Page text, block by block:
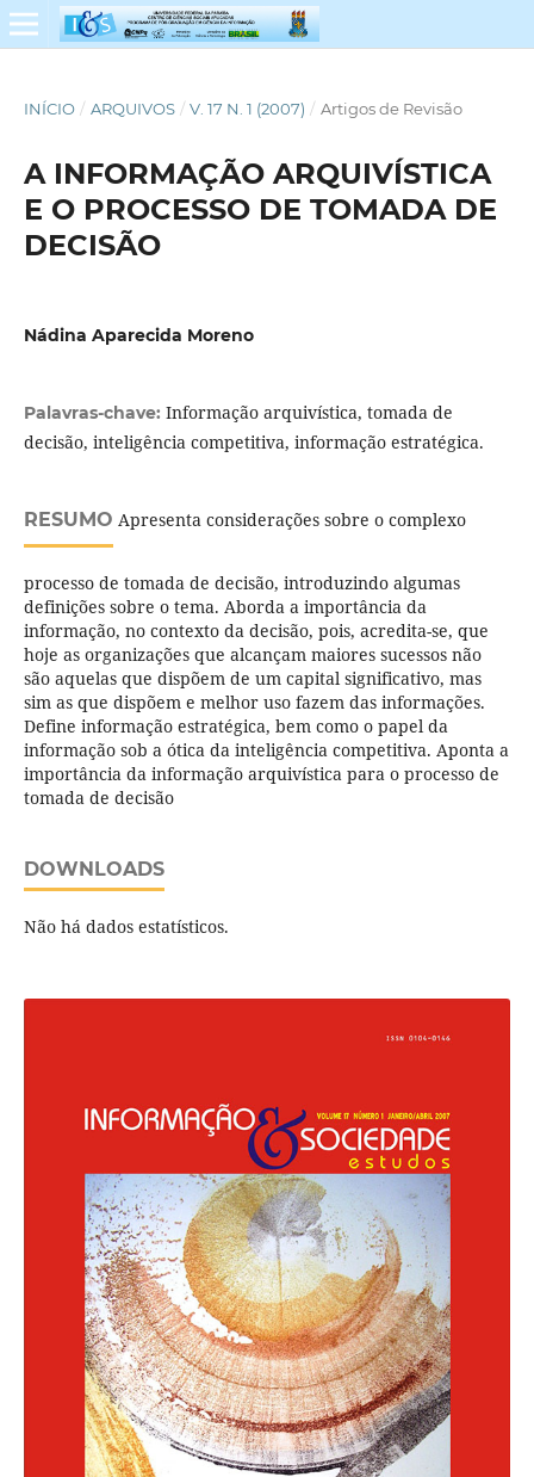
INÍCIO / ARQUIVOS / V. 17 N. 1 (2007) / Artigos de Revisão
A INFORMAÇÃO ARQUIVÍSTICA
E O PROCESSO DE TOMADA DE
DECISÃO
Nádina Aparecida Moreno
Palavras-chave: Informação arquivística, tomada de
decisão, inteligência competitiva, informação estratégica.
RESUMO Apresenta considerações sobre o complexo
processo de tomada de decisão, introduzindo algumas
definições sobre o tema. Aborda a importância da
informação, no contexto da decisão, pois, acredita-se, que
hoje as organizações que alcançam maiores sucessos não
são aquelas que dispõem de um capital significativo, mas
sim as que dispõem e melhor uso fazem das informações.
Define informação estratégica, bem como o papel da
informação sob a ótica da inteligência competitiva. Aponta a
importância da informação arquivística para o processo de
tomada de decisão
DOWNLOADS
Não há dados estatísticos.